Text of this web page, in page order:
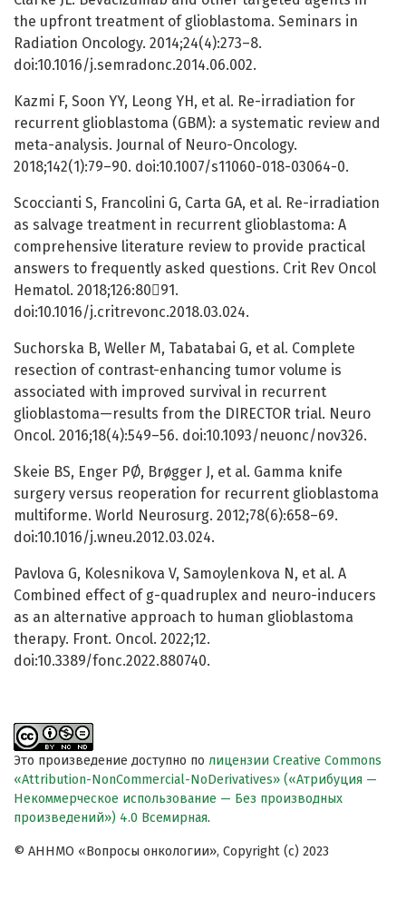
the upfront treatment of glioblastoma. Seminars in
Radiation Oncology. 2014;24(4):273–8.
doi:10.1016/j.semradonc.2014.06.002.
Kazmi F, Soon YY, Leong YH, et al. Re-irradiation for
recurrent glioblastoma (GBM): a systematic review and
meta-analysis. Journal of Neuro-Oncology.
2018;142(1):79–90. doi:10.1007/s11060-018-03064-0.
Scoccianti S, Francolini G, Carta GA, et al. Re-irradiation
as salvage treatment in recurrent glioblastoma: A
comprehensive literature review to provide practical
answers to frequently asked questions. Crit Rev Oncol
Hematol. 2018;126:8091.
doi:10.1016/j.critrevonc.2018.03.024.
Suchorska B, Weller M, Tabatabai G, et al. Complete
resection of contrast-enhancing tumor volume is
associated with improved survival in recurrent
glioblastoma—results from the DIRECTOR trial. Neuro
Oncol. 2016;18(4):549–56. doi:10.1093/neuonc/nov326.
Skeie BS, Enger PØ, Brøgger J, et al. Gamma knife
surgery versus reoperation for recurrent glioblastoma
multiforme. World Neurosurg. 2012;78(6):658–69.
doi:10.1016/j.wneu.2012.03.024.
Pavlova G, Kolesnikova V, Samoylenkova N, et al. A
Combined effect of g-quadruplex and neuro-inducers
as an alternative approach to human glioblastoma
therapy. Front. Oncol. 2022;12.
doi:10.3389/fonc.2022.880740.
Это произведение доступно по лицензии Creative Commons
«Attribution-NonCommercial-NoDerivatives» («Атрибуция —
Некоммерческое использование — Без производных
произведений») 4.0 Всемирная.
© АННМО «Вопросы онкологии», Copyright (c) 2023